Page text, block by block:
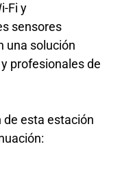
Fi y
sensores
una solución
profesionales de
esta estación